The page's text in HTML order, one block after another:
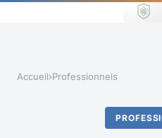
Accueil›Professionnels